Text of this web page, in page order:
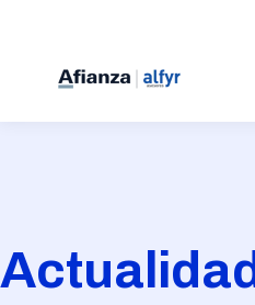
Actualidad